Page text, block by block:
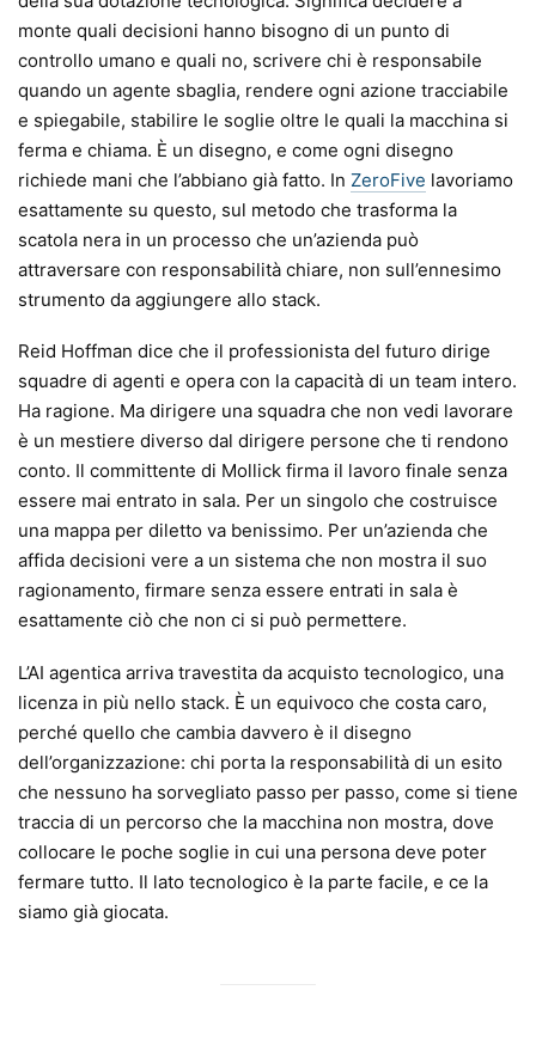
monte quali decisioni hanno bisogno di un punto di
controllo umano e quali no, scrivere chi è responsabile
quando un agente sbaglia, rendere ogni azione tracciabile
e spiegabile, stabilire le soglie oltre le quali la macchina si
ferma e chiama. È un disegno, e come ogni disegno
richiede mani che l’abbiano già fatto. In ZeroFive lavoriamo
esattamente su questo, sul metodo che trasforma la
scatola nera in un processo che un’azienda può
attraversare con responsabilità chiare, non sull’ennesimo
strumento da aggiungere allo stack.
Reid Hoffman dice che il professionista del futuro dirige
squadre di agenti e opera con la capacità di un team intero.
Ha ragione. Ma dirigere una squadra che non vedi lavorare
è un mestiere diverso dal dirigere persone che ti rendono
conto. Il committente di Mollick firma il lavoro finale senza
essere mai entrato in sala. Per un singolo che costruisce
una mappa per diletto va benissimo. Per un’azienda che
affida decisioni vere a un sistema che non mostra il suo
ragionamento, firmare senza essere entrati in sala è
esattamente ciò che non ci si può permettere.
L’AI agentica arriva travestita da acquisto tecnologico, una
licenza in più nello stack. È un equivoco che costa caro,
perché quello che cambia davvero è il disegno
dell’organizzazione: chi porta la responsabilità di un esito
che nessuno ha sorvegliato passo per passo, come si tiene
traccia di un percorso che la macchina non mostra, dove
collocare le poche soglie in cui una persona deve poter
fermare tutto. Il lato tecnologico è la parte facile, e ce la
siamo già giocata.